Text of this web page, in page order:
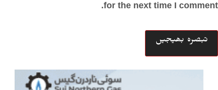
for the next time I comment.